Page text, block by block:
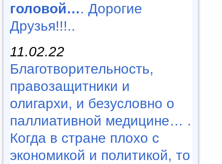
головой…. Дорогие
Друзья!!!..
11.02.22
Благотворительность,
правозащитники и
олигархи, и безусловно о
паллиативной медицине… .
Когда в стране плохо с
экономикой и политикой, то